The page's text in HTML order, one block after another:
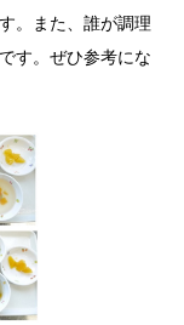
。また、誰が調理
す。ぜひ参考にな